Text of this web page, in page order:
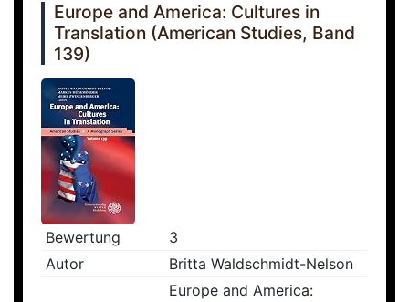
Europe and America: Cultures in
Translation (American Studies, Band
139)
Bewertung
3
Autor
Britta Waldschmidt-Nelson
Europe and America: